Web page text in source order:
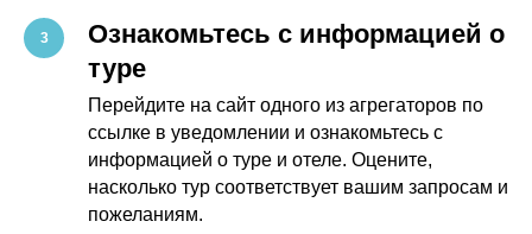
Ознакомьтесь с информацией о
туре
Перейдите на сайт одного из агрегаторов по
ссылке в уведомлении и ознакомьтесь с
информацией о туре и отеле. Оцените,
насколько тур соответствует вашим запросам и
пожеланиям.